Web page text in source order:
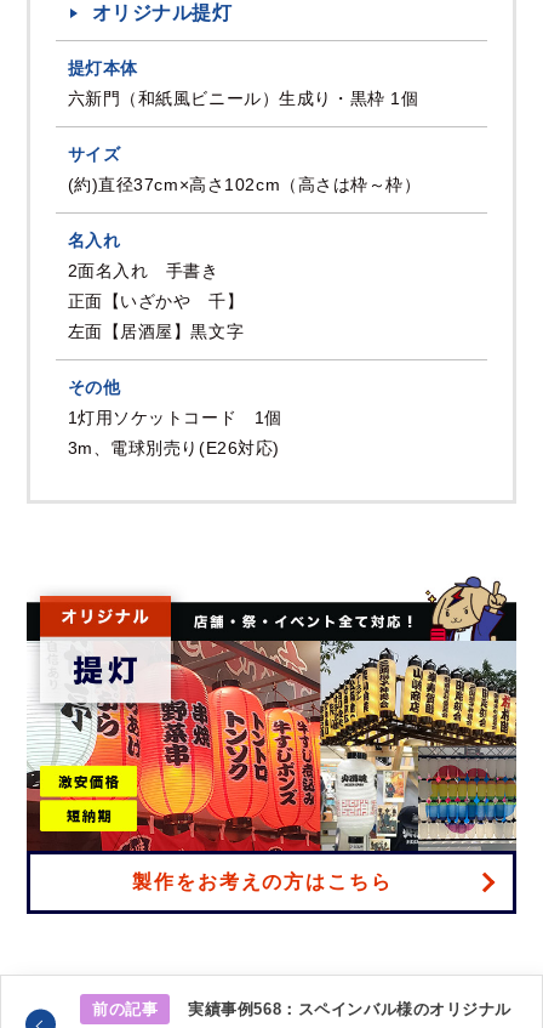
オリジナル提灯
提灯本体
六新門（和紙風ビニール）生成り・黒枠 1個
サイズ
(約)直径37cm×高さ102cm（高さは枠～枠）
名入れ
2面名入れ 手書き
正面【いざかや 千】
左面【居酒屋】黒文字
その他
1灯用ソケットコード 1個
3m、電球別売り(E26対応)
製作をお考えの方はこちら
前の記事
実績事例568：スペインバル様のオリジナル